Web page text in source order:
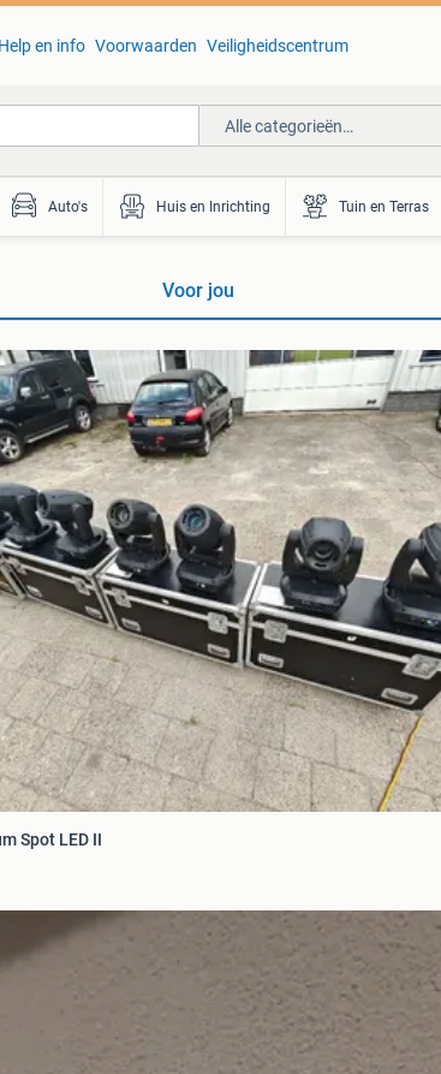
Help en info Voorwaarden Veiligheidscentrum
Alle categorieën…
Auto's Huis en Inrichting Tuin en Terras
Voor jou
Spot LED II